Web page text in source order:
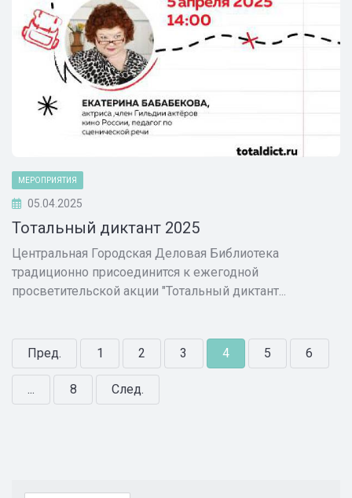
МЕРОПРИЯТИЯ
05.04.2025
Тотальный диктант 2025
Центральная Городская Деловая Библиотека
традиционно присоединится к ежегодной
просветительской акции "Тотальный диктант...
Пред. 1 2 3 4 5 6
... 8 След.